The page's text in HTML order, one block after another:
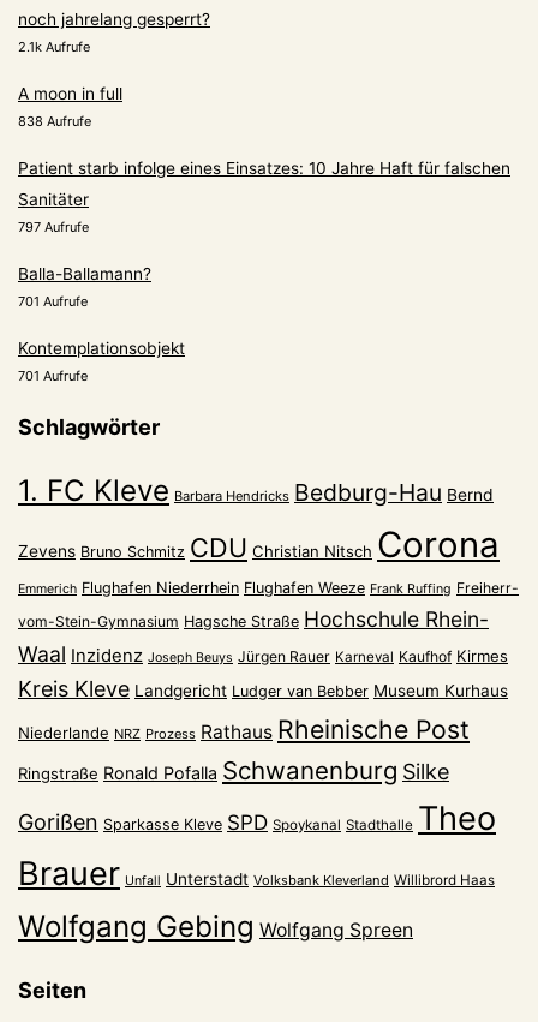
noch jahrelang gesperrt?
2.1k Aufrufe
A moon in full
838 Aufrufe
Patient starb infolge eines Einsatzes: 10 Jahre Haft für falschen
Sanitäter
797 Aufrufe
Balla-Ballamann?
701 Aufrufe
Kontemplationsobjekt
701 Aufrufe
Schlagwörter
1. FC Kleve Barbara Hendricks Bedburg-Hau Bernd
Zevens Bruno Schmitz CDU Christian Nitsch Corona
Emmerich Flughafen Niederrhein Flughafen Weeze Frank Ruffing Freiherr-
vom-Stein-Gymnasium Hagsche Straße Hochschule Rhein-
Waal Inzidenz Joseph Beuys Jürgen Rauer Karneval Kaufhof Kirmes
Kreis Kleve Landgericht Ludger van Bebber Museum Kurhaus
Niederlande NRZ Prozess Rathaus Rheinische Post
Ringstraße Ronald Pofalla Schwanenburg Silke
Gorißen Sparkasse Kleve SPD Spoykanal Stadthalle Theo
Brauer Unfall Unterstadt Volksbank Kleverland Willibrord Haas
Wolfgang Gebing Wolfgang Spreen
Seiten